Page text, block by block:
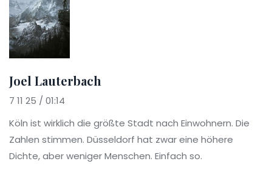
Joel Lauterbach
7 11 25 / 01:14
Köln ist wirklich die größte Stadt nach Einwohnern. Die
Zahlen stimmen. Düsseldorf hat zwar eine höhere
Dichte, aber weniger Menschen. Einfach so.